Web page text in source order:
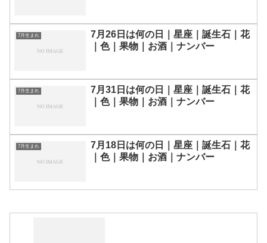
7月生まれ
7月26日は何の日｜星座｜誕生石｜花
｜色｜果物｜お酒｜ナンバー
7月生まれ
7月31日は何の日｜星座｜誕生石｜花
｜色｜果物｜お酒｜ナンバー
7月生まれ
7月18日は何の日｜星座｜誕生石｜花
｜色｜果物｜お酒｜ナンバー